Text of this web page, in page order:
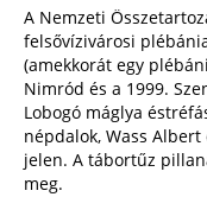
A Nemzeti
felsővízivárosi
(amekkorát egy
Nimród és a 1999.
Lobogó máglya
népdalok, Wass Albert
jelen. A tábortűz
meg.